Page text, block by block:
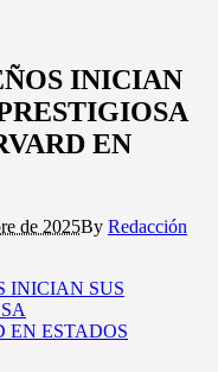
INICIAN
EN
de 2025By Redacción